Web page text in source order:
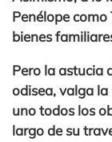
Penélope
bienes
Pero la astucia
odisea, valga
uno todos los
largo de su